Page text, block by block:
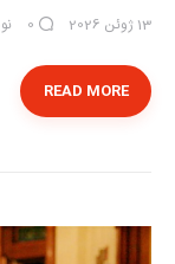
13 ژوئن 2026 0
READ MORE